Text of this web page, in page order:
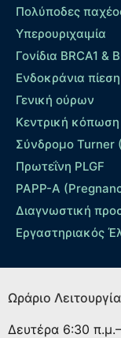
Πολύποδες
Yπερουριχαιμία
Γονίδια BRCA1 &
Ενδοκράνια πίεση
Γενική ούρων
Κεντρική κόπωση
Σύνδρομο Turner
Πρωτεΐνη PLGF
PAPP-A
Διαγνωστική
Εργαστηριακός
Ωράριο
Δευτέρα 6:30